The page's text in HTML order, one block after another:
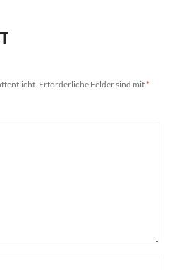
Erforderliche Felder sind mit*